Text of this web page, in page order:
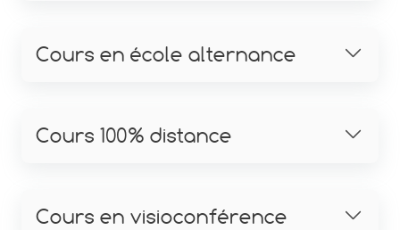
Cours en école alternance
Cours 100% distance
Cours en visioconférence